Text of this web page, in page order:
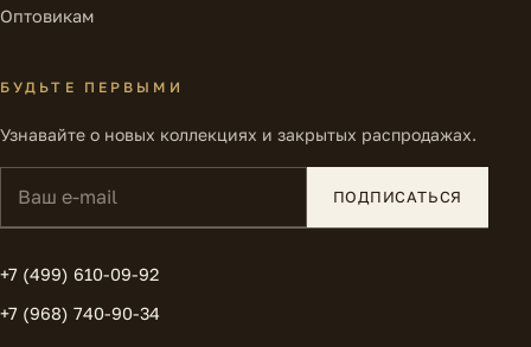
Оптовикам
БУДЬТЕ ПЕРВЫМИ
Узнавайте о новых коллекциях и закрытых распродажах.
ПОДПИСАТЬСЯ
+7 (499) 610-09-92
+7 (968) 740-90-34